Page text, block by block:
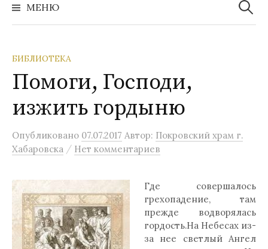
МЕНЮ
БИБЛИОТЕКА
Помоги, Господи,
изжить гордыню
Опубликовано 07.07.2017 Автор: Покровский храм г.
Хабаровска / Нет комментариев
Где совершалось
грехопадение, там
прежде водворялась
гордость.На Небесах из-
за нее светлый Ангел